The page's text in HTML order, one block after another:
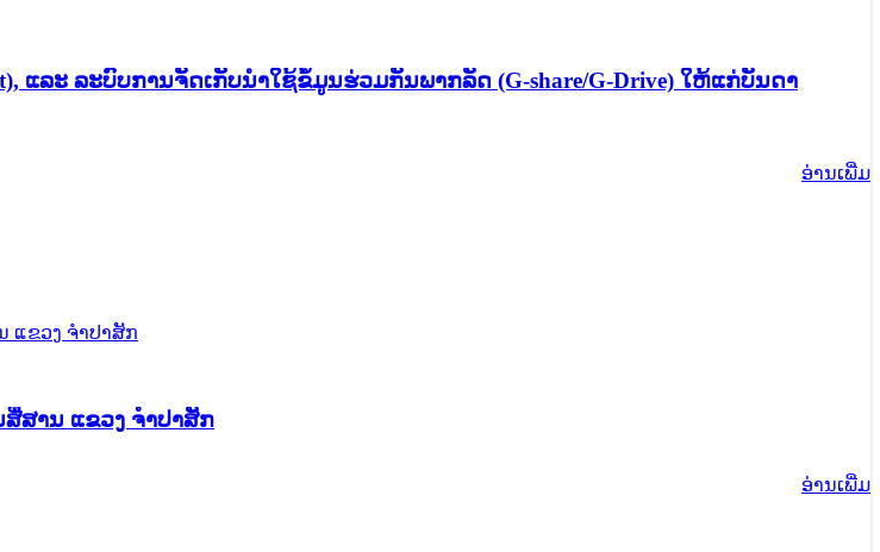
ລະ ລະບົບການຈັດເກັບນໍາໃຊ້ຂໍ້ມູນຮ່ວມກັນພາກລັດ (G-share/G-Drive) ໃຫ້ແກ່ບັນດາ
ອ່ານ​ເພີ່ມ
ສານ ແຂວງ ຈໍາປາສັກ
ອ່ານ​ເພີ່ມ